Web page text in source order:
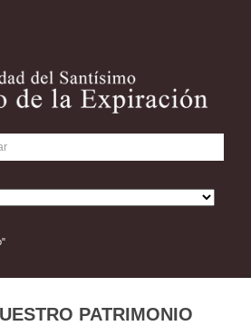
PATRIMONIO